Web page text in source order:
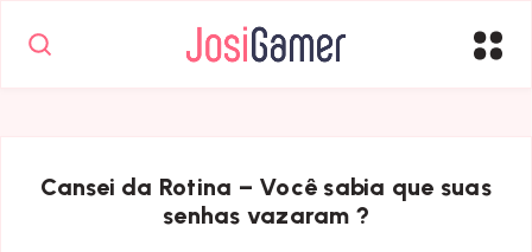
Cansei da Rotina – Você sabia que suas
senhas vazaram ?